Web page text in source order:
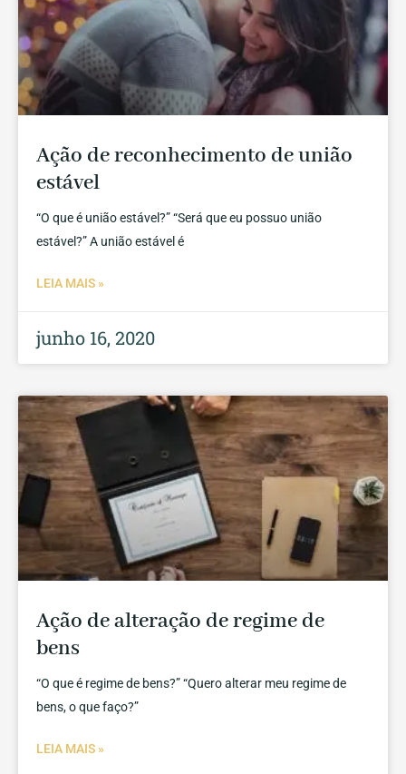
Ação de reconhecimento de união
estável
“O que é união estável?” “Será que eu possuo união
estável?” A união estável é
LEIA MAIS »
junho 16, 2020
Ação de alteração de regime de
bens
“O que é regime de bens?” “Quero alterar meu regime de
bens, o que faço?”
LEIA MAIS »